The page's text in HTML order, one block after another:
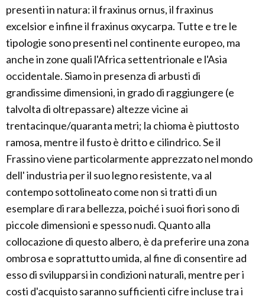
presenti in natura: il fraxinus ornus, il fraxinus
excelsior e infine il fraxinus oxycarpa. Tutte e tre le
tipologie sono presenti nel continente europeo, ma
anche in zone quali l'Africa settentrionale e l'Asia
occidentale. Siamo in presenza di arbusti di
grandissime dimensioni, in grado di raggiungere (e
talvolta di oltrepassare) altezze vicine ai
trentacinque/quaranta metri; la chioma è piuttosto
ramosa, mentre il fusto è dritto e cilindrico. Se il
Frassino viene particolarmente apprezzato nel mondo
dell' industria per il suo legno resistente, va al
contempo sottolineato come non si tratti di un
esemplare di rara bellezza, poiché i suoi fiori sono di
piccole dimensioni e spesso nudi. Quanto alla
collocazione di questo albero, è da preferire una zona
ombrosa e soprattutto umida, al fine di consentire ad
esso di svilupparsi in condizioni naturali, mentre per i
costi d'acquisto saranno sufficienti cifre incluse tra i